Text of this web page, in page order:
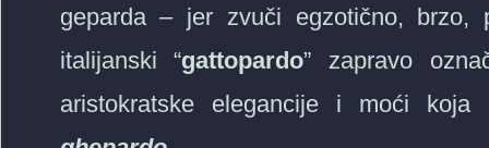
geparda – jer zvuči egzotično,
italijanski “gattopardo” zapravo
aristokratske elegancije i moći